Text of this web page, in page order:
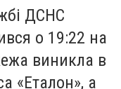
ДСНС
о 19:22 на
виникла в
«Еталон», а